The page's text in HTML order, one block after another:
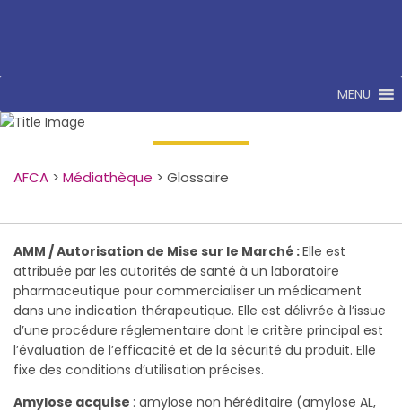
MENU
AFCA > Médiathèque > Glossaire
AMM / Autorisation de Mise sur le Marché :Elle est
attribuée par les autorités de santé à un laboratoire
pharmaceutique pour commercialiser un médicament
dans une indication thérapeutique. Elle est délivrée à l’issue
d’une procédure réglementaire dont le critère principal est
l’évaluation de l’efficacité et de la sécurité du produit. Elle
fixe des conditions d’utilisation précises.
Amylose acquise : amylose non héréditaire (amylose AL,